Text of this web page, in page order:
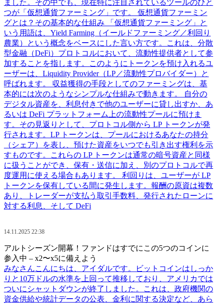
ました。その中でも、現在特に注目されているツールのひと
つが「仮想通貨ファーミング」です。 仮想通貨ファーミン
グとは？その基本的な仕組み 「仮想通貨ファーミング」と
いう用語は、Yield Farming（イールドファーミング／利回り
農業）という概念をベースにした言い方です。これは、分散
型金融（DeFi）プロトコルにおいて、流動性提供者として参
加することを指します。このようにトークンを預け入れるユ
ーザーは、Liquidity Provider（LP／流動性プロバイダー）と
呼ばれます。 収益獲得の手段としてのファーミングは、基
本的には次のようなシンプルな仕組みで動きます。 自分の
デジタル資産を、利息付きで他のユーザーに貸し出すか、あ
るいは DeFi プラットフォーム上の流動性プールに預けま
す。その見返りとして、プロトコル側から LP トークンが発
行されます。LP トークンは、プールにおけるあなたの持分
（シェア）を表し、預けた資産をいつでも引き出す権利を示
すものです。これらの LP トークンは通常の暗号資産と同様
に扱うことができ、保有・送信に加え、別のプロトコルで再
度運用に使える場合もあります。 利回りは、ユーザーが LP
トークンを保有している間に発生します。報酬の原資は複数
あり、トレーダーが支払う取引手数料、発行されたローンに
対する利息、そして DeFi
14.11.2025 22:38
アルトシーズン開幕！ファンドはすでにこの5つのコインに
参入中 – x2〜x5に備えよう
みなさんこんにちは、アイダルです。ビットコインはしっか
りと10万ドルの水準を上回って推移しており、アメリカでは
ついにシャットダウンが終了しました。これは、政府機関の
資金供給や統計データの公表、金利に関する決定など、あら